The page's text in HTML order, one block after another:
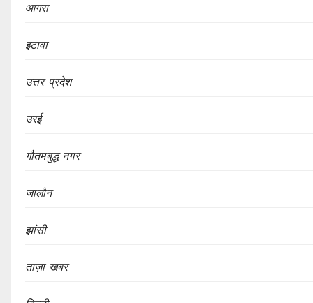
आगरा
इटावा
उत्तर प्रदेश
उरई
गौतमबुद्ध नगर
जालौन
झांसी
ताज़ा खबर